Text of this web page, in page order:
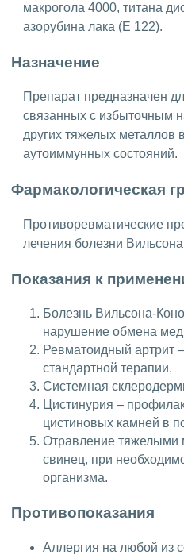
макрогола 4000, титана
азорубина лака (Е 122).
Назначение
Препарат предназначен
связанных с избыточным
других тяжелых металлов
аутоиммунных состояний.
Фармакологическая
Противоревматические
лечения болезни
Показания к
Болезнь Вильсона-
нарушение обмена
Ревматоидный артрит
стандартной терапии.
Системная
Цистинурия –
цистиновых камней в
Отравление тяжелыми
свинец, при
организма.
Противопоказания
Аллергия на любой из